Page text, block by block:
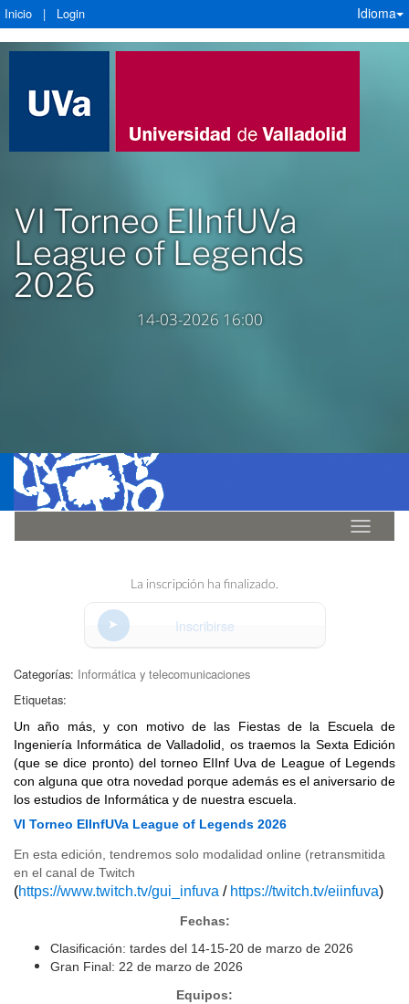
Inicio | Login Idioma
VI Torneo EIInfUVa
League of Legends
2026
14-03-2026 16:00
Idioma
La inscripción ha finalizado.
Inscribirse
Categorías: Informática y telecomunicaciones
Etiquetas:
Un año más, y con motivo de las Fiestas de la Escuela de
Ingeniería Informática de Valladolid, os traemos la Sexta Edición
(que se dice pronto) del torneo EIInf Uva de League of Legends
con alguna que otra novedad porque además es el aniversario de
los estudios de Informática y de nuestra escuela.
VI Torneo EIInfUVa League of Legends 2026
En esta edición, tendremos solo modalidad online (retransmitida
en el canal de Twitch
(https://www.twitch.tv/gui_infuva / https://twitch.tv/eiinfuva)
Fechas:
Clasificación: tardes del 14-15-20 de marzo de 2026
Gran Final: 22 de marzo de 2026
Equipos: